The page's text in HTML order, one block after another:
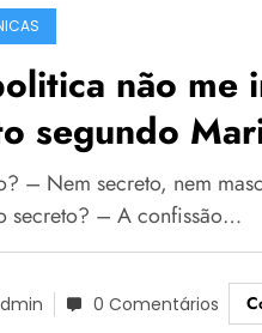
não me
segundo
– Nem secreto, nem
secreto? – A confissão…
0 Comentários